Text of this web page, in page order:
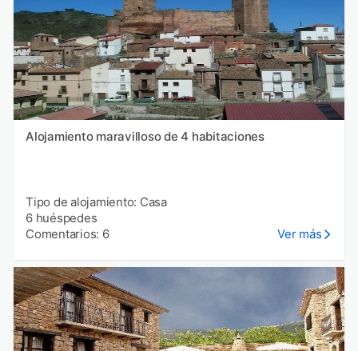
Alojamiento maravilloso de 4 habitaciones
Tipo de alojamiento: Casa
6 huéspedes
Comentarios: 6
Ver más